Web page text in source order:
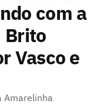
com a
Brito
Vasco e
Amarelinha